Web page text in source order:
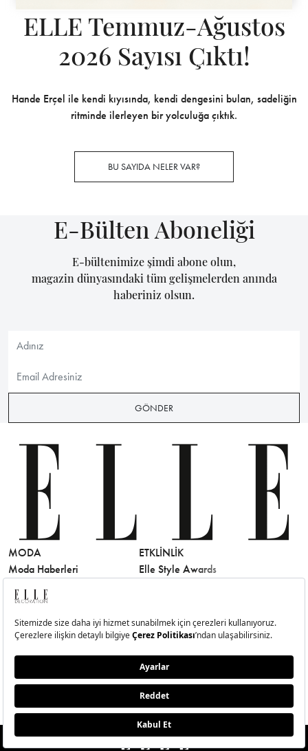
ELLE Temmuz-Ağustos
2026 Sayısı Çıktı!
Hande Erçel ile kendi kıyısında, kendi dengesini bulan, sadeliğin
ritminde ilerleyen bir yolculuğa çıktık.
BU SAYIDA NELER VAR?
E-Bülten Aboneliği
E-bültenimize şimdi abone olun,
magazin dünyasındaki tüm gelişmelerden anında
haberiniz olsun.
GÖNDER
MODA
Moda Haberleri
Trend
Stil
Moda Haftaları
Defile
Mücevher & Saat
ETKLINLIK
Elle Style Awards
Sağlık
Parfüm